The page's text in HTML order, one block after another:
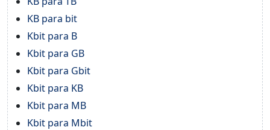
KB para bit
Kbit para B
Kbit para GB
Kbit para Gbit
Kbit para KB
Kbit para MB
Kbit para Mbit